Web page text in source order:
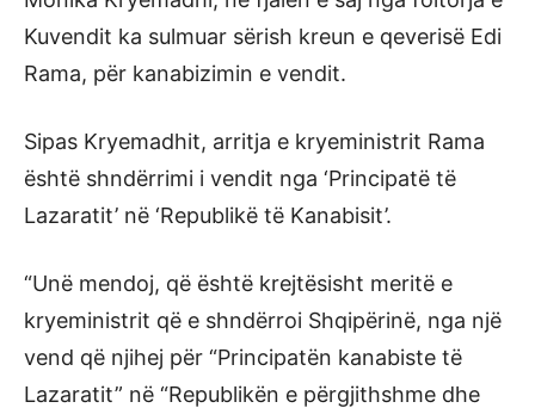
Kuvendit ka sulmuar sërish kreun e qeverisë Edi
Rama, për kanabizimin e vendit.
Sipas Kryemadhit, arritja e kryeministrit Rama
është shndërrimi i vendit nga ‘Principatë të
Lazaratit’ në ‘Republikë të Kanabisit’.
“Unë mendoj, që është krejtësisht meritë e
kryeministrit që e shndërroi Shqipërinë, nga një
vend që njihej për “Principatën kanabiste të
Lazaratit” në “Republikën e përgjithshme dhe